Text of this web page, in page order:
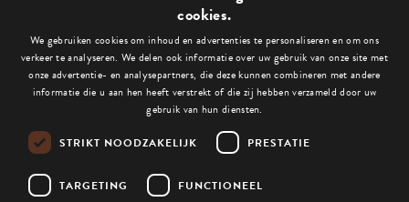
Bekijk ook deze blogs:
Niets gevonden.
cookies.
We gebruiken cookies om inhoud en advertenties te personaliseren en om ons
verkeer te analyseren. We delen ook informatie over uw gebruik van onze site met
onze advertentie- en analysepartners, die deze kunnen combineren met andere
informatie die u aan hen heeft verstrekt of die zij hebben verzameld door uw
gebruik van hun diensten.
STRIKT NOODZAKELIJK PRESTATIE
TARGETING FUNCTIONEEL